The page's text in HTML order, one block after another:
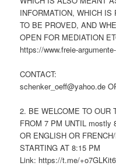
INFORMATION, WHICH
TO BE PROVED, AND
OPEN FOR MEDIATION
https://www.freie-
CONTACT:
schenker_oeff@yahoo.de
2. BE WELCOME TO OUR
FROM 7 PM UNTIL mostly
OR ENGLISH OR
STARTING AT 8:15 PM
Link: https://t.me/